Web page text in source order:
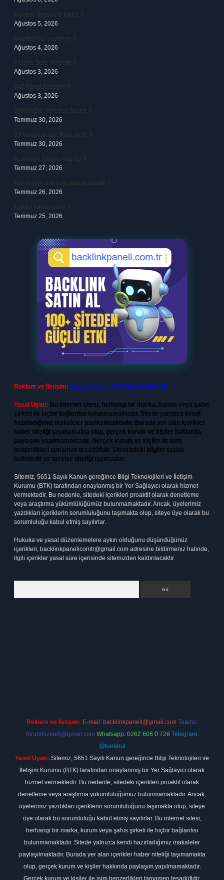
Kovacic maaşı ne kadar ?
Ağustos 5, 2026
Avantaj faul sayılır mı ?
Ağustos 4, 2026
7 Uzun Sure Nelerdir ?
Ağustos 3, 2026
340 hangi hesaptır ?
Ağustos 3, 2026
Şirket KDV nereden ödenir ?
Temmuz 30, 2026
23 baklavalı sac fiyatı nedir ?
Temmuz 30, 2026
Açık hava basıncı kaç hg ?
Temmuz 27, 2026
Kozmolojik kanıt ne demek felsefe ?
Temmuz 26, 2026
Kallavi kavun nasıl ?
Temmuz 25, 2026
Reklam ve İletişim: Skype: live:.cid.575569c608265c69
Yasal Uyarı: Bu internet sitesi, herhangi bir marka, kurum veya şahıs
şirketi ile hiçbir bağlantısı bulunmamaktadır. Sitede yalnızca kendi
hazırladığımız makaleler paylaşılmaktadır. Burada yer alan içerikler
haber niteliği taşımamakta olup, gerçek kurum ve kişiler hakkında
paylaşım yapılmamaktadır. Gerçek kurum ve kişiler ile isim
benzerlikleri tamamen tesadüfidir. Sitemizdeki bilgiler taslak
halindedir ve tavsiye niteliği taşımazlar.
Sitemiz, 5651 Sayılı Kanun gereğince Bilgi Teknolojileri ve İletişim
Kurumu (BTK) tarafından onaylanmış bir Yer Sağlayıcı olarak hizmet
vermektedir. Bu nedenle, sitedeki içerikleri proaktif olarak denetleme
veya araştırma yükümlülüğümüz bulunmamaktadır. Ancak, üyelerimiz
yazdıkları içeriklerin sorumluluğunu taşımakta olup, siteye üye olarak bu
sorumluluğu kabul etmiş sayılırlar.
Hukuka ve yasal düzenlemelere aykırı olduğunu düşündüğünüz
içerikleri, backlinkpanelicomtr@gmail.com adresine bildirmeniz halinde,
ilgili içerikler yasal süre içerisinde sitemizden kaldırılacaktır.
Reklam ve İletişim: E-mail: backlinkpaneli@gmail.com Teams:
forumhizmeti@gmail.com Whatsapp: 0262 606 0 726 Telegram:
@karabul
Yasal Uyarı: Sitemiz, 5651 Sayılı Kanun gereğince Bilgi Teknolojileri ve
İletişim Kurumu (BTK) tarafından onaylanmış bir Yer Sağlayıcı olarak
hizmet vermektedir. Bu nedenle, sitedeki içerikleri proaktif olarak
denetleme veya araştırma yükümlülüğümüz bulunmamaktadır. Ancak,
üyelerimiz yazdıkları içeriklerin sorumluluğunu taşımakta olup, siteye
üye olarak bu sorumluluğu kabul etmiş sayılırlar. Bu internet sitesi,
herhangi bir marka, kurum veya şahıs şirketi ile hiçbir bağlantısı
bulunmamaktadır. Sitede yalnızca kendi hazırladığımız makaleler
paylaşılmaktadır. Burada yer alan içerikler haber niteliği taşımamakta
olup, gerçek kurum ve kişiler hakkında paylaşım yapılmamaktadır.
Gerçek kurum ve kişiler ile isim benzerlikleri tamamen tesadüfidir.